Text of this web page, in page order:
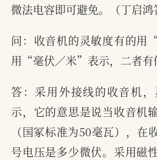
微法电容即可避免。（丁启鸿
问：收音机的灵敏度有的
用“毫伏／米”表示，二者有
答：采用外接线的收音机
示，它的意思是说当收音机
（国冢标准为50毫瓦），在
号电压是多少微伏。采用磁